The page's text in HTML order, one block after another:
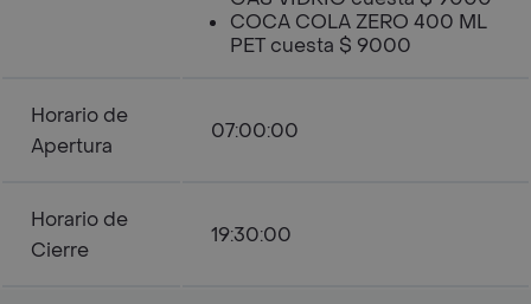
COCA COLA ZERO 400 ML
PET cuesta $ 9000
Horario de
Apertura
07:00:00
Horario de
Cierre
19:30:00